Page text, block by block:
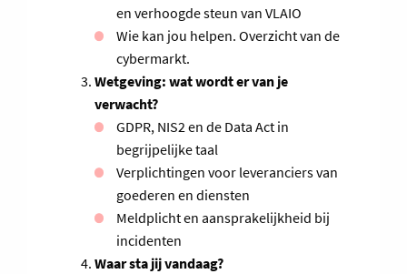
en verhoogde steun van VLAIO
Wie kan jou helpen. Overzicht van de
cybermarkt.
Wetgeving: wat wordt er van je
verwacht?
GDPR, NIS2 en de Data Act in
begrijpelijke taal
Verplichtingen voor leveranciers van
goederen en diensten
Meldplicht en aansprakelijkheid bij
incidenten
Waar sta jij vandaag?